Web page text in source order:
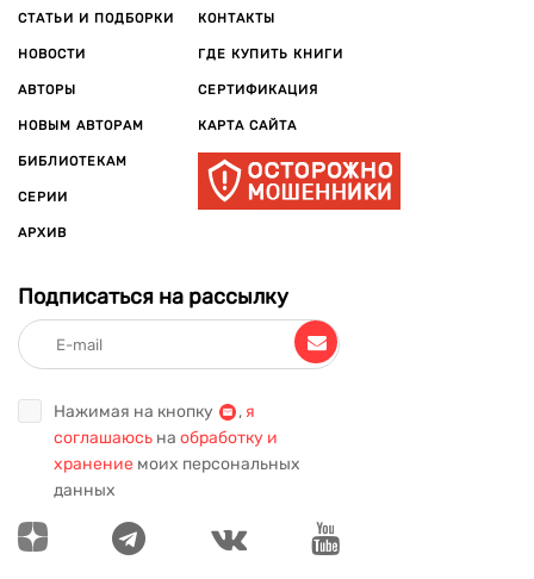
СТАТЬИ И ПОДБОРКИ
НОВОСТИ
АВТОРЫ
НОВЫМ АВТОРАМ
БИБЛИОТЕКАМ
СЕРИИ
АРХИВ
КОНТАКТЫ
ГДЕ КУПИТЬ КНИГИ
СЕРТИФИКАЦИЯ
КАРТА САЙТА
Подписаться на рассылку
Нажимая на кнопку , я
соглашаюсь на обработку и
хранение моих персональных
данных